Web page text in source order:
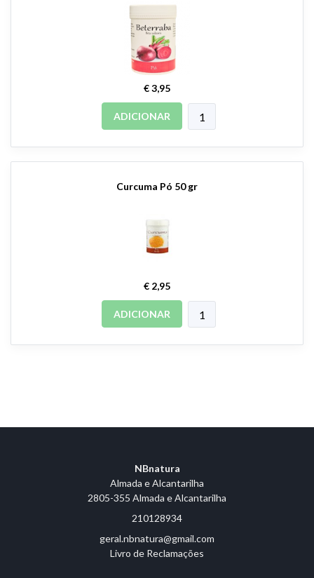
€ 3,95
ADICIONAR
Curcuma Pó 50 gr
€ 2,95
ADICIONAR
NBnatura
Almada e Alcantarilha
2805-355 Almada e Alcantarilha
210128934
geral.nbnatura@gmail.com
Livro de Reclamações